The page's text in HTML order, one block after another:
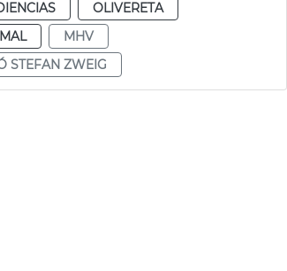
OLIVERETA
MHV
STEFAN ZWEIG